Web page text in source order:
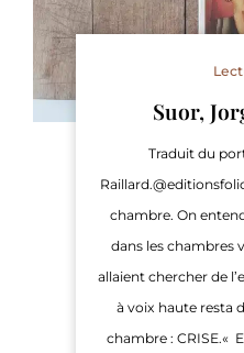
Suor,
Traduit du
chambre. On
dans les chambres
allaient chercher de
à voix haute resta
chambre : CRISE.«